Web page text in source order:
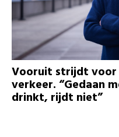
Vooruit strijdt
verkeer. “Gedaan
drinkt, rijdt niet”